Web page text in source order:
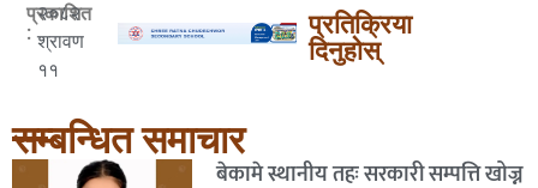
प्रकाशित
:
२०८२
श्रावण
११
प्रतिक्रिया
दिनुहोस्
सम्बन्धित समाचार
बेकामे स्थानीय तहः सरकारी सम्पत्ति खोज्न